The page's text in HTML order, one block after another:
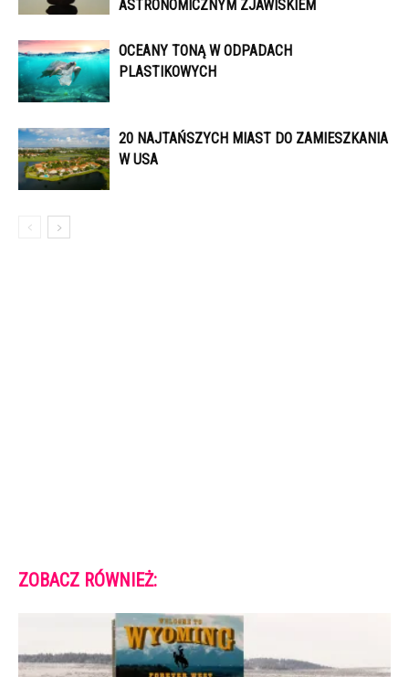
ASTRONOMICZNYM ZJAWISKIEM
OCEANY TONĄ W ODPADACH
PLASTIKOWYCH
20 NAJTAŃSZYCH MIAST DO ZAMIESZKANIA
W USA
ZOBACZ RÓWNIEŻ: